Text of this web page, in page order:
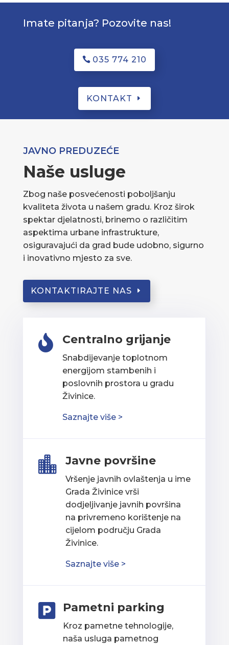
Imate pitanja? Pozovite nas!
035 774 210
KONTAKT
JAVNO PREDUZEĆE
Naše usluge
Zbog naše posvećenosti poboljšanju
kvaliteta života u našem gradu. Kroz širok
spektar djelatnosti, brinemo o različitim
aspektima urbane infrastrukture,
osiguravajući da grad bude udobno, sigurno
i inovativno mjesto za sve.
KONTAKTIRAJTE NAS
 Centralno grijanje
Snabdijevanje toplotnom
energijom stambenih i
poslovnih prostora u gradu
Živinice.
Saznajte više >
 Javne površine
Vršenje javnih ovlaštenja u ime
Grada Živinice vrši
dodjeljivanje javnih površina
na privremeno korištenje na
cijelom području Grada
Živinice.
Saznajte više >
 Pametni parking
Kroz pametne tehnologije,
naša usluga pametnog